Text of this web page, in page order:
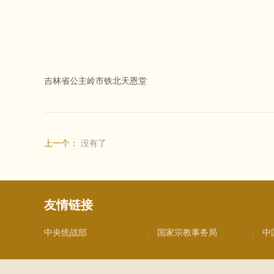
吉林省公主岭市铁北天恩堂
上一个： 没有了
友情链接
中央统战部 国家宗教事务局 中